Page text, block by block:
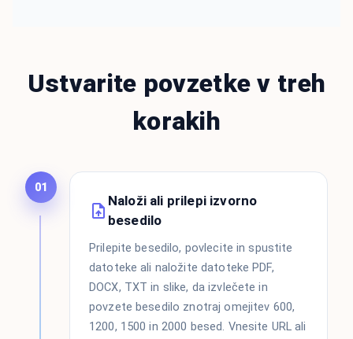
Ustvarite povzetke v treh
korakih
01
Naloži ali prilepi izvorno
besedilo
Prilepite besedilo, povlecite in spustite
datoteke ali naložite datoteke PDF,
DOCX, TXT in slike, da izvlečete in
povzete besedilo znotraj omejitev 600,
1200, 1500 in 2000 besed. Vnesite URL ali